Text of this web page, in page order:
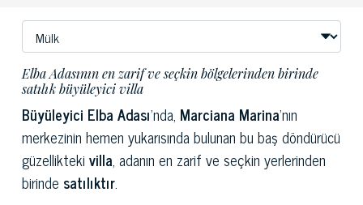
Elba Adasının en zarif ve seçkin bölgelerinden birinde
satılık büyüleyici villa
Büyüleyici Elba Adası’nda, Marciana Marina’nın
merkezinin hemen yukarısında bulunan bu baş döndürücü
güzellikteki villa, adanın en zarif ve seçkin yerlerinden
birinde satılıktır.